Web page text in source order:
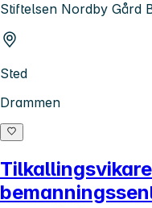
Stiftelsen Nordby Gård
Sted
Drammen